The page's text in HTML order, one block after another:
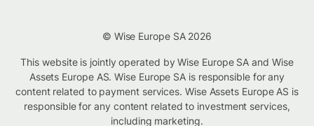
© Wise Europe SA 2026
This website is jointly operated by Wise Europe SA and Wise
Assets Europe AS. Wise Europe SA is responsible for any
content related to payment services. Wise Assets Europe AS is
responsible for any content related to investment services,
including marketing.